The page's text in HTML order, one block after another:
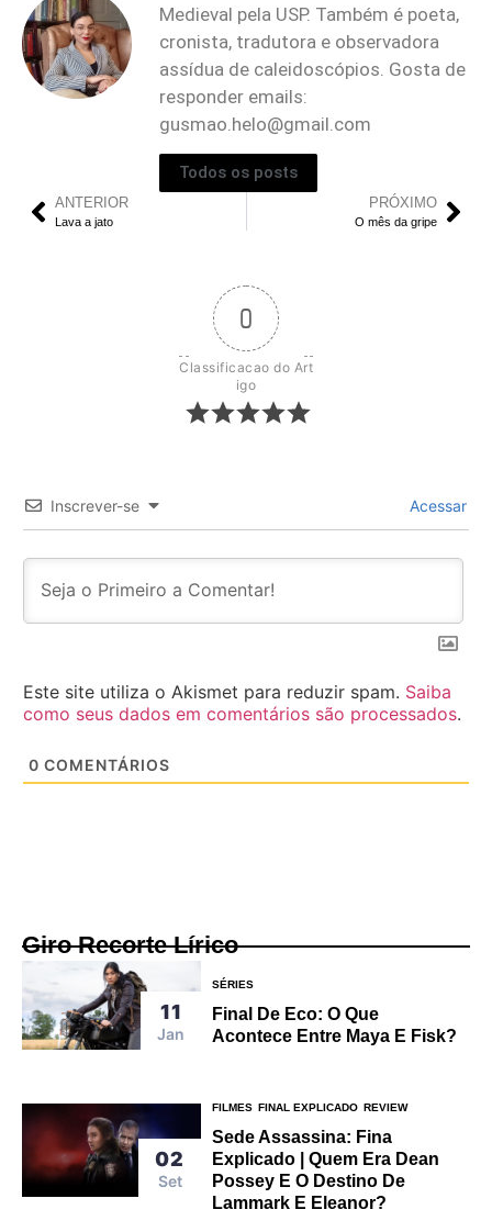
Medieval pela USP. Também é poeta,
cronista, tradutora e observadora
assídua de caleidoscópios. Gosta de
responder emails:
gusmao.helo@gmail.com
Todos os posts
ANTERIOR
Lava a jato
PRÓXIMO
O mês da gripe
0
Classificacao do Art
igo
Inscrever-se Acessar
Este site utiliza o Akismet para reduzir spam. Saiba
como seus dados em comentários são processados.
0 COMENTÁRIOS
Giro Recorte Lírico
11
Jan
SÉRIES
Final De Eco: O Que
Acontece Entre Maya E Fisk?
02
Set
FILMES FINAL EXPLICADO REVIEW
Sede Assassina: Fina
Explicado | Quem Era Dean
Possey E O Destino De
Lammark E Eleanor?